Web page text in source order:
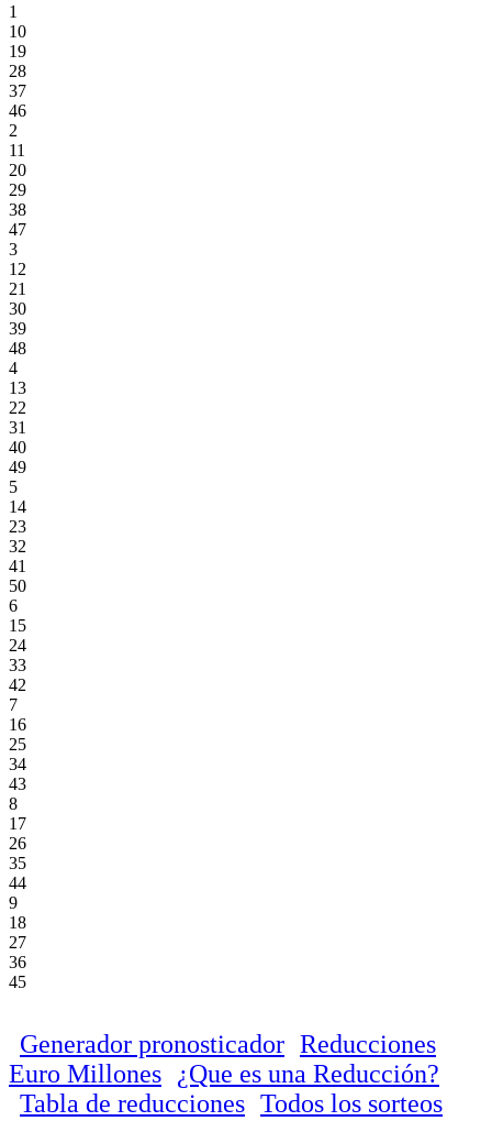
1
10
19
28
37
46
2
11
20
29
38
47
3
12
21
30
39
48
4
13
22
31
40
49
5
14
23
32
41
50
6
15
24
33
42
7
16
25
34
43
8
17
26
35
44
9
18
27
36
45
Generador pronosticador Reducciones
Euro Millones
¿Que es una Reducción?
Tabla de reducciones Todos los sorteos